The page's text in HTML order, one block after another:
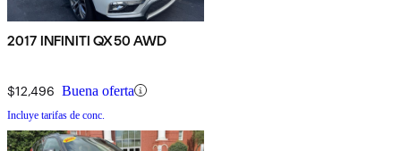
2017 INFINITI QX50 AWD
$12,496 Buena oferta
Incluye tarifas de conc.